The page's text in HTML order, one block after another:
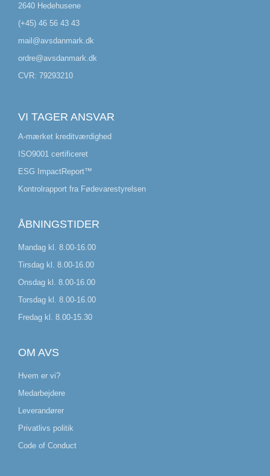
2640 Hedehusene
(+45) 46 56 43 43
mail@avsdanmark.dk
ordre@avsdanmark.dk
CVR: 79293210
VI TAGER ANSVAR
A-mærket kreditværdighed
ISO9001 certificeret
ESG ImpactReport™
Kontrolrapport fra Fødevarestyrelsen
ÅBNINGSTIDER
Mandag kl. 8.00-16.00
Tirsdag kl. 8.00-16.00
Onsdag kl. 8.00-16.00
Torsdag kl. 8.00-16.00
Fredag kl. 8.00-15.30
OM AVS
Hvem er vi?
Medarbejdere
Leverandører
Privatlivs politik
Code of Conduct